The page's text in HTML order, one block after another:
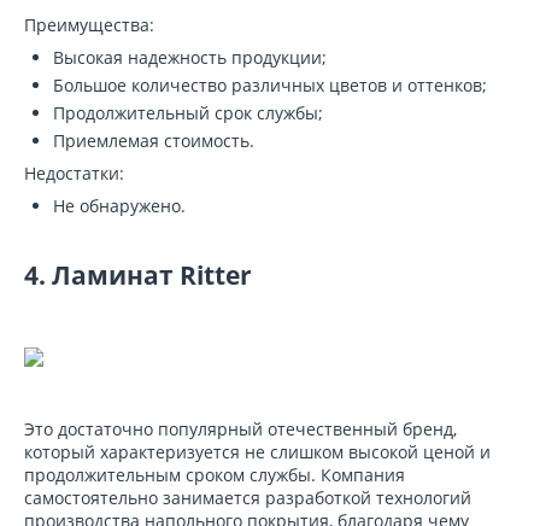
Преимущества:
Высокая надежность продукции;
Большое количество различных цветов и оттенков;
Продолжительный срок службы;
Приемлемая стоимость.
Недостатки:
Не обнаружено.
4. Ламинат Ritter
Это достаточно популярный отечественный бренд,
который характеризуется не слишком высокой ценой и
продолжительным сроком службы. Компания
самостоятельно занимается разработкой технологий
производства напольного покрытия, благодаря чему